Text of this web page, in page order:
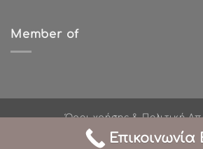
Member of
Όροι χρήσης & Πολιτική
Πολιτικές Επιστροφών
Σχετικά με εμάς
Χονδρική